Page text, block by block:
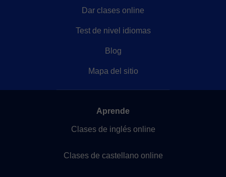
Dar clases online
Test de nivel idiomas
Blog
Mapa del sitio
Aprende
Clases de inglés online
Clases de castellano online